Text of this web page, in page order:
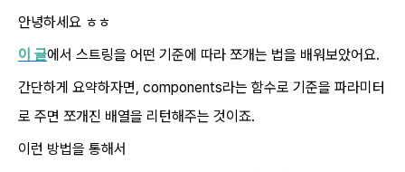
안녕하세요 ㅎㅎ
이 글에서 스트링을 어떤 기준에 따라 쪼개는 법을 배워보았어요.
간단하게 요약하자면, components라는 함수로 기준을 파라미터
로 주면 쪼개진 배열을 리턴해주는 것이죠.
이런 방법을 통해서